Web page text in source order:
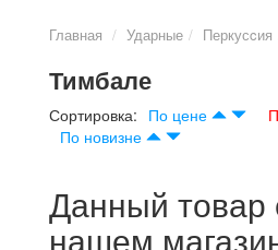
Главная Ударные Перкусcия
Тимбале
Сортировка: По цене
По новизне
Данный товар
нашем